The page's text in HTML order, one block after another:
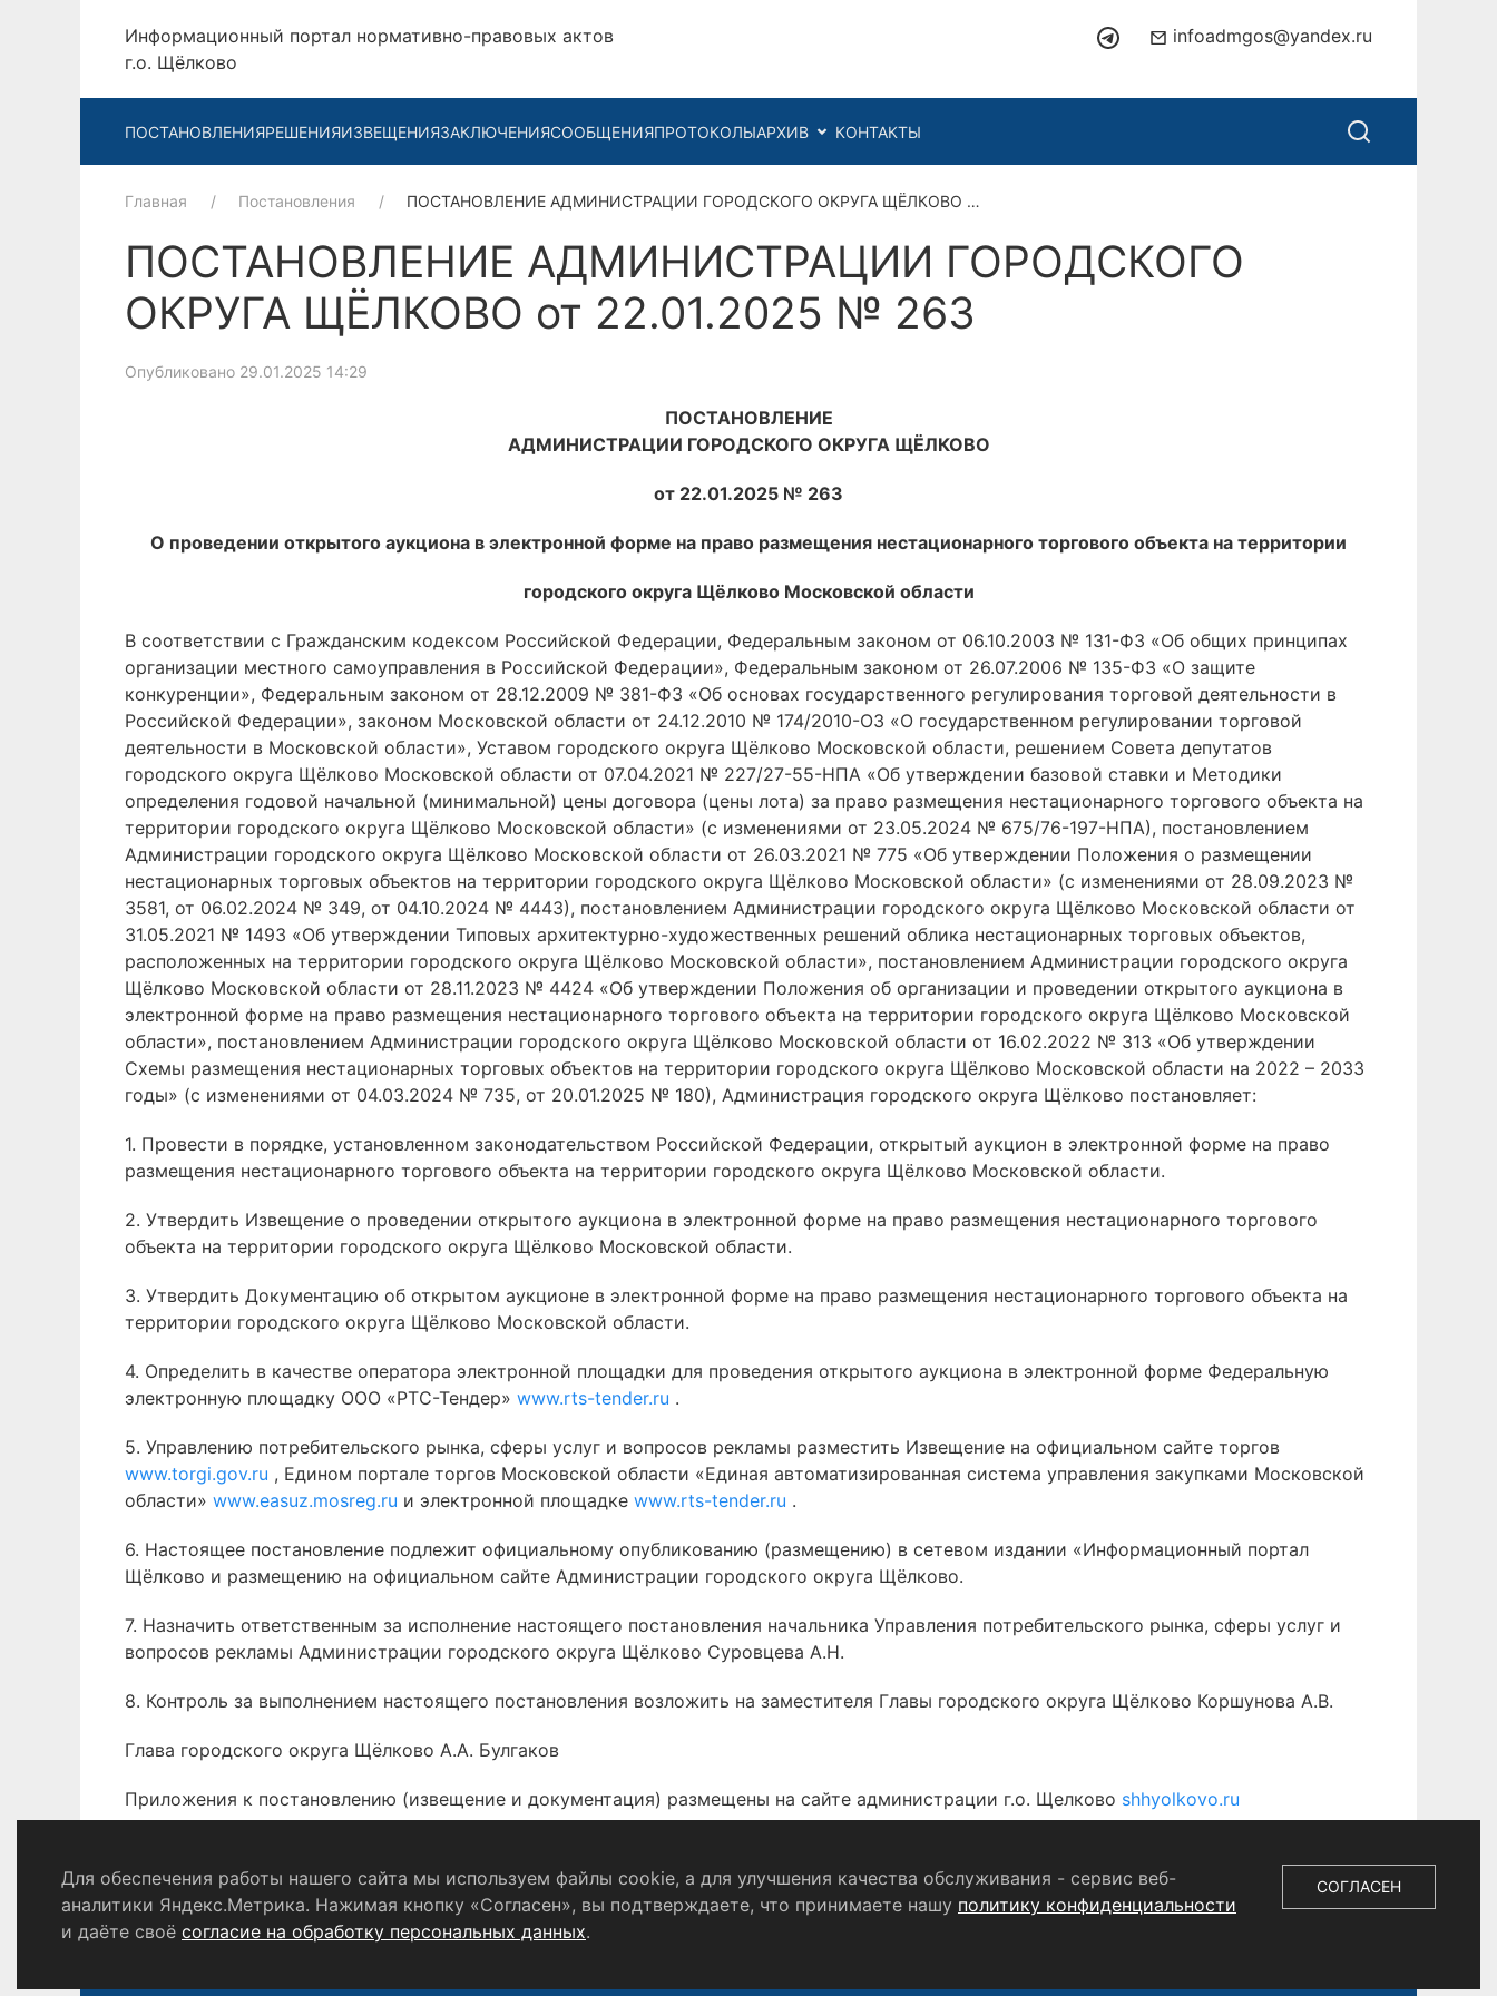
Информационный портал нормативно-правовых актов
г.о. Щёлково
infoadmgos@yandex.ru
ПОСТАНОВЛЕНИЯРЕШЕНИЯИЗВЕЩЕНИЯЗАКЛЮЧЕНИЯСООБЩЕНИЯПРОТОКОЛЫАРХИВ КОНТАКТЫ
Главная Постановления ПОСТАНОВЛЕНИЕ АДМИНИСТРАЦИИ ГОРОДСКОГО ОКРУГА ЩЁЛКОВО …
ПОСТАНОВЛЕНИЕ АДМИНИСТРАЦИИ ГОРОДСКОГО
ОКРУГА ЩЁЛКОВО от 22.01.2025 № 263
Опубликовано 29.01.2025 14:29
ПОСТАНОВЛЕНИЕ
АДМИНИСТРАЦИИ ГОРОДСКОГО ОКРУГА ЩЁЛКОВО
от 22.01.2025 № 263
О проведении открытого аукциона в электронной форме на право размещения нестационарного торгового объекта на территории
городского округа Щёлково Московской области
В соответствии с Гражданским кодексом Российской Федерации, Федеральным законом от 06.10.2003 № 131-ФЗ «Об общих принципах
организации местного самоуправления в Российской Федерации», Федеральным законом от 26.07.2006 № 135-ФЗ «О защите
конкуренции», Федеральным законом от 28.12.2009 № 381-ФЗ «Об основах государственного регулирования торговой деятельности в
Российской Федерации», законом Московской области от 24.12.2010 № 174/2010-ОЗ «О государственном регулировании торговой
деятельности в Московской области», Уставом городского округа Щёлково Московской области, решением Совета депутатов
городского округа Щёлково Московской области от 07.04.2021 № 227/27-55-НПА «Об утверждении базовой ставки и Методики
определения годовой начальной (минимальной) цены договора (цены лота) за право размещения нестационарного торгового объекта на
территории городского округа Щёлково Московской области» (с изменениями от 23.05.2024 № 675/76-197-НПА), постановлением
Администрации городского округа Щёлково Московской области от 26.03.2021 № 775 «Об утверждении Положения о размещении
нестационарных торговых объектов на территории городского округа Щёлково Московской области» (с изменениями от 28.09.2023 №
3581, от 06.02.2024 № 349, от 04.10.2024 № 4443), постановлением Администрации городского округа Щёлково Московской области от
31.05.2021 № 1493 «Об утверждении Типовых архитектурно-художественных решений облика нестационарных торговых объектов,
расположенных на территории городского округа Щёлково Московской области», постановлением Администрации городского округа
Щёлково Московской области от 28.11.2023 № 4424 «Об утверждении Положения об организации и проведении открытого аукциона в
электронной форме на право размещения нестационарного торгового объекта на территории городского округа Щёлково Московской
области», постановлением Администрации городского округа Щёлково Московской области от 16.02.2022 № 313 «Об утверждении
Схемы размещения нестационарных торговых объектов на территории городского округа Щёлково Московской области на 2022 – 2033
годы» (с изменениями от 04.03.2024 № 735, от 20.01.2025 № 180), Администрация городского округа Щёлково постановляет:
1. Провести в порядке, установленном законодательством Российской Федерации, открытый аукцион в электронной форме на право
размещения нестационарного торгового объекта на территории городского округа Щёлково Московской области.
2. Утвердить Извещение о проведении открытого аукциона в электронной форме на право размещения нестационарного торгового
объекта на территории городского округа Щёлково Московской области.
3. Утвердить Документацию об открытом аукционе в электронной форме на право размещения нестационарного торгового объекта на
территории городского округа Щёлково Московской области.
4. Определить в качестве оператора электронной площадки для проведения открытого аукциона в электронной форме Федеральную
электронную площадку ООО «РТС-Тендер» www.rts-tender.ru .
5. Управлению потребительского рынка, сферы услуг и вопросов рекламы разместить Извещение на официальном сайте торгов
www.torgi.gov.ru , Едином портале торгов Московской области «Единая автоматизированная система управления закупками Московской
области» www.easuz.mosreg.ru и электронной площадке www.rts-tender.ru .
6. Настоящее постановление подлежит официальному опубликованию (размещению) в сетевом издании «Информационный портал
Щёлково и размещению на официальном сайте Администрации городского округа Щёлково.
7. Назначить ответственным за исполнение настоящего постановления начальника Управления потребительского рынка, сферы услуг и
вопросов рекламы Администрации городского округа Щёлково Суровцева А.Н.
8. Контроль за выполнением настоящего постановления возложить на заместителя Главы городского округа Щёлково Коршунова А.В.
Глава городского округа Щёлково А.А. Булгаков
Приложения к постановлению (извещение и документация) размещены на сайте администрации г.о. Щелково shhyolkovo.ru
Политика конфиденциальности Согласие на обработку персональных данных
© 2024 - 2026 Сетевое издание «Информационный портал Щёлково». Свидетельство о регистрации СМИ
Для обеспечения работы нашего сайта мы используем файлы cookie, а для улучшения качества обслуживания - сервис веб-
аналитики Яндекс.Метрика. Нажимая кнопку «Согласен», вы подтверждаете, что принимаете нашу политику конфиденциальности
и даёте своё согласие на обработку персональных данных.
СОГЛАСЕН